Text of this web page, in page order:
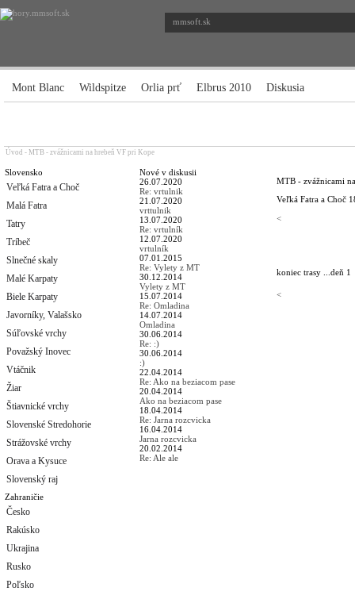
mmsoft.sk
Mont Blanc Wildspitze Orlia prť Elbrus 2010 Diskusia
Úvod - MTB - zvážnicami na hrebeň VF pri Kope
Slovensko
Veľká Fatra a Choč
Malá Fatra
Tatry
Tríbeč
Slnečné skaly
Malé Karpaty
Biele Karpaty
Javorníky, Valašsko
Súľovské vrchy
Považský Inovec
Vtáčnik
Žiar
Štiavnické vrchy
Slovenské Stredohorie
Strážovské vrchy
Orava a Kysuce
Slovenský raj
Zahraničie
Česko
Rakúsko
Ukrajina
Rusko
Poľsko
Nové v diskusii
26.07.2020
Re: vrtulnik
21.07.2020
vrttulnik
13.07.2020
Re: vrtulník
12.07.2020
vrtulník
07.01.2015
Re: Vylety z MT
30.12.2014
Vylety z MT
15.07.2014
Re: Omladina
14.07.2014
Omladina
30.06.2014
Re: :)
30.06.2014
:)
22.04.2014
Re: Ako na beziacom pase
20.04.2014
Ako na beziacom pase
18.04.2014
Re: Jarna rozcvicka
16.04.2014
Jarna rozcvicka
20.02.2014
Re: Ale ale
MTB - zvážnicami
Veľká Fatra a Choč
<
koniec trasy ... deň 1
<